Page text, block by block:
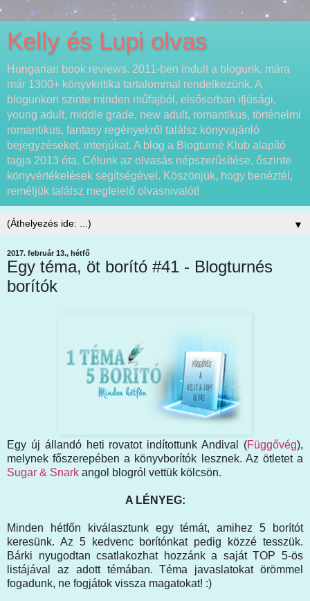
Kelly és Lupi olvas
Hungarian book reviews. 2011-ben indult a blogunk, mára
már 1300+ könyvkritika tartalommal rendelkezünk. A
blogunkon szinte minden műfajból, elsősorban ifjúsági,
young adult, middle grade, new adult, romantikus, történelmi
romantikus, fantasy regényekről találsz könyvajánló
bejegyzéseket, interjúkat. A blog a Blogturné Klub alapító
tagja 2013 óta. Célunk az olvasás népszerűsítése, őszinte
könyvértékelések segítségével. Köszönjük, hogy benéztél,
reméljük találsz megfelelő olvasnivalót!
▼
2017. február 13., hétfő
Egy téma, öt borító #41 - Blogturnés
borítók
Egy új állandó heti rovatot indítottunk Andival (Függővég),
melynek főszerepében a könyvborítók lesznek. Az ötletet a
Sugar & Snark angol blogról vettük kölcsön.
A LÉNYEG:
Minden hétfőn kiválasztunk egy témát, amihez 5 borítót
keresünk. Az 5 kedvenc borítónkat pedig közzé tesszük.
Bárki nyugodtan csatlakozhat hozzánk a saját TOP 5-ös
listájával az adott témában. Téma javaslatokat örömmel
fogadunk, ne fogjátok vissza magatokat! :)